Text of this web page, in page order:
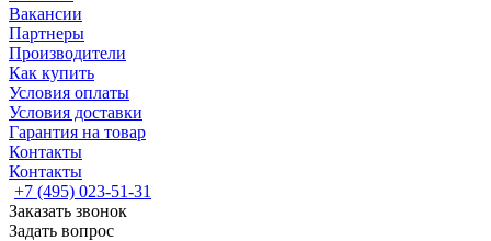
Вакансии
Партнеры
Производители
Как купить
Условия оплаты
Условия доставки
Гарантия на товар
Контакты
Контакты
+7 (495) 023-51-31
Заказать звонок
Задать вопрос